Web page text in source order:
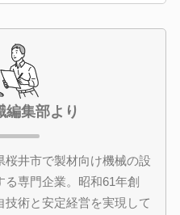
編集部より
井市で製材向け機械の設
専門企業。昭和61年創
術と安定経営を実現して